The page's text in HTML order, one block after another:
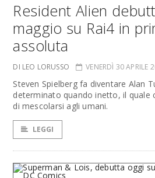
Resident Alien
maggio su Rai4 in
assoluta
DI LEO LORUSSO VENERDÌ 30 APRILE
Steven Spielberg fa diventare Alan
determinato quando inetto, il quale
di mescolarsi agli umani.
LEGGI